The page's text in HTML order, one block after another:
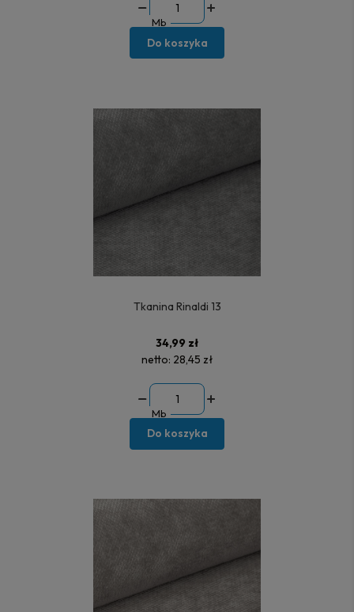
Mb
Do koszyka
Tkanina Rinaldi 13
34,99 zł
netto: 28,45 zł
Mb
Do koszyka